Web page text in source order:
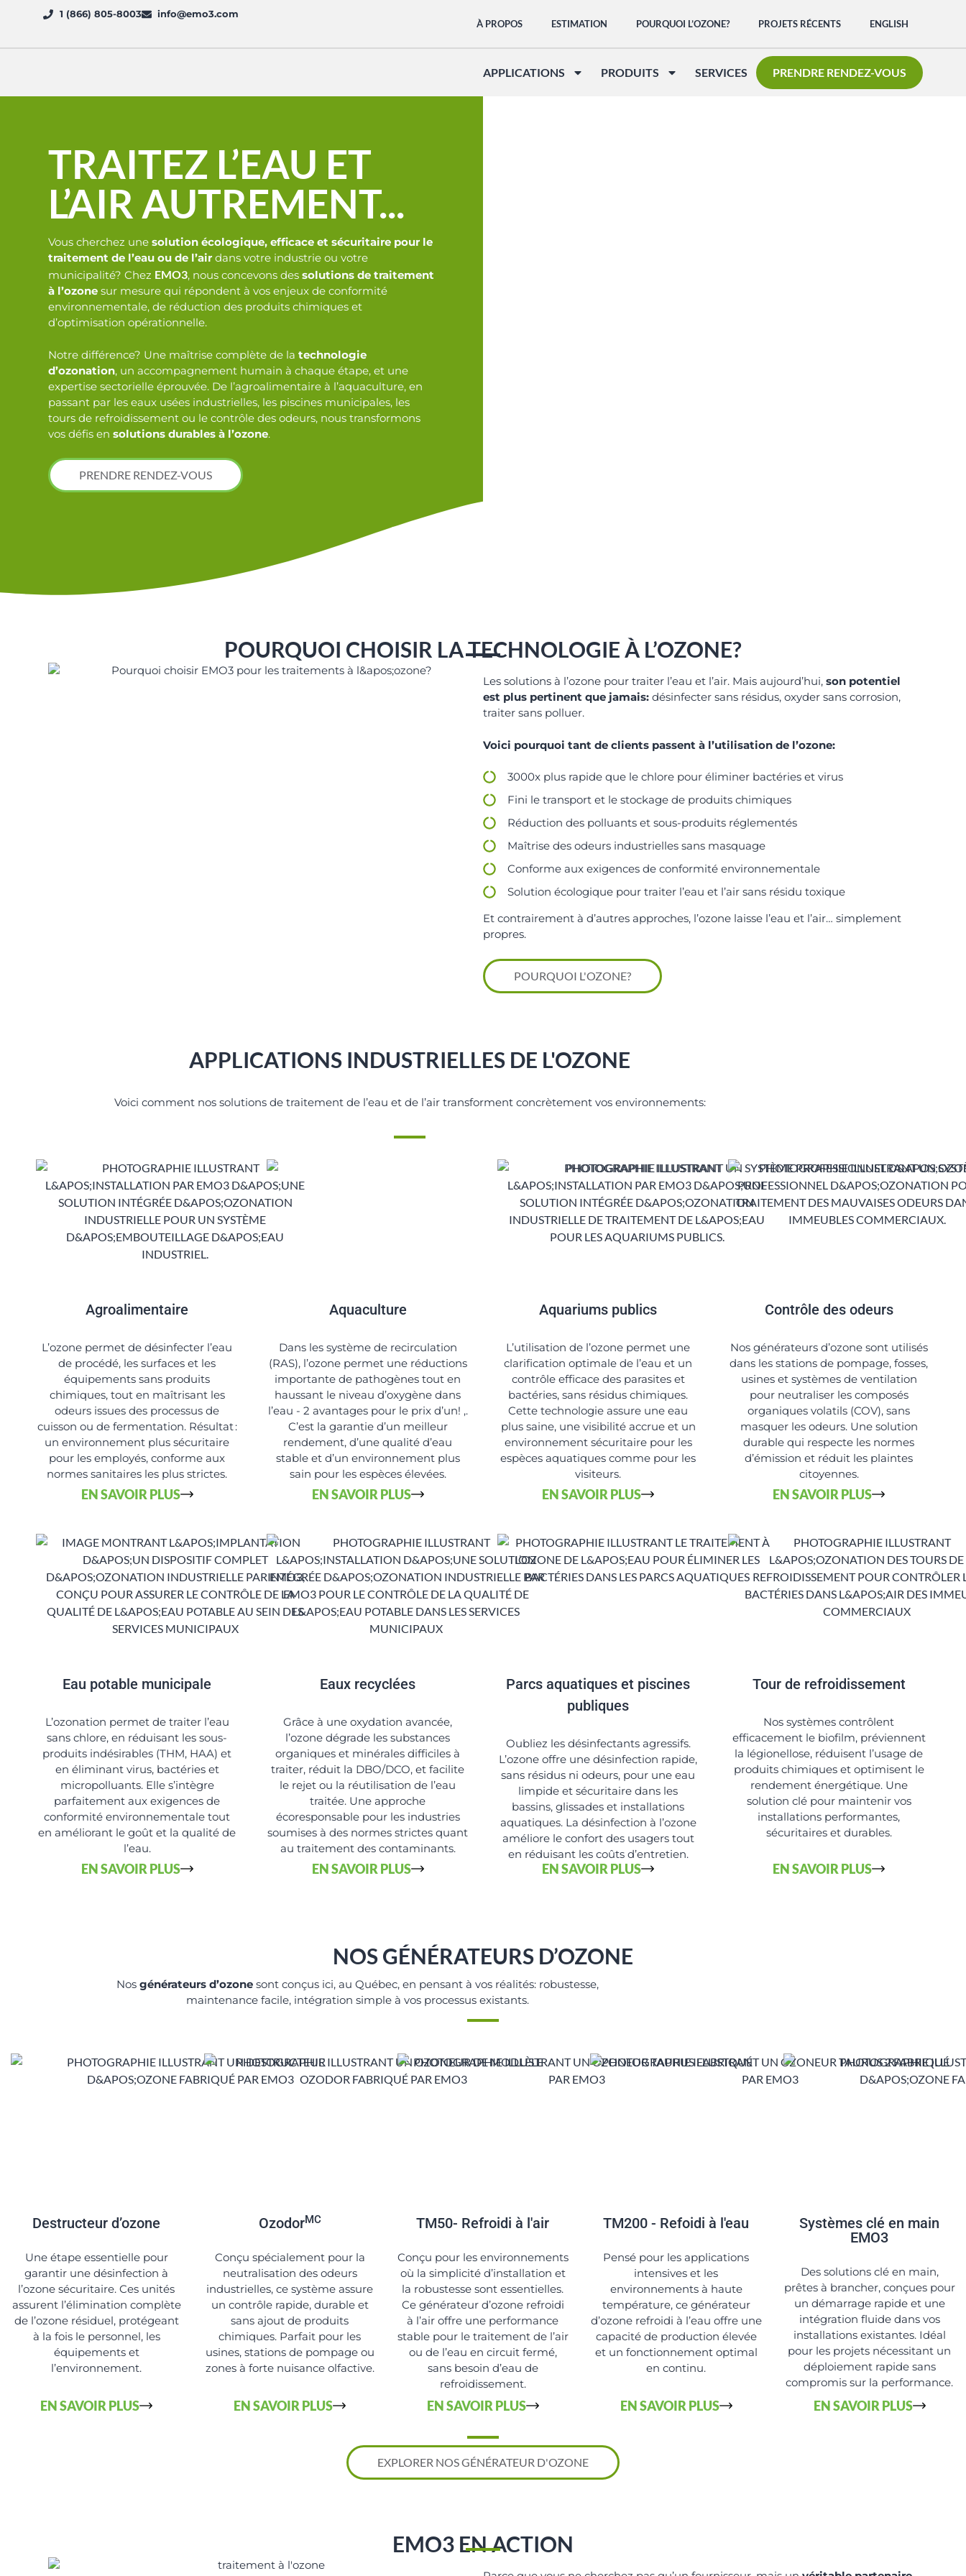
1 (866) 805-8003
info@emo3.com
À PROPOS
ESTIMATION POURQUOI L’OZONE? PROJETS RÉCENTS ENGLISH
APPLICATIONS PRODUITS SERVICES PRENDRE RENDEZ-VOUS
TRAITEZ L’EAU ET
L’AIR AUTREMENT...
Vous cherchez unesolution écologique, efficace et sécuritaire pour le
traitement de l’eau ou de l’airdans votre industrie ou votre
municipalité? Chez EMO3, nous concevons dessolutions de traitement
à l’ozone sur mesure qui répondent à vos enjeux de conformité
environnementale, de réduction des produits chimiques et
d’optimisation opérationnelle.
Notre différence? Une maîtrise complète de latechnologie
d’ozonation, un accompagnement humain à chaque étape, et une
expertise sectorielle éprouvée. De l’agroalimentaire à l’aquaculture, en
passant par les eaux usées industrielles, les piscines municipales, les
tours de refroidissement ou le contrôle des odeurs, nous transformons
vos défis ensolutions durables à l’ozone.
PRENDRE RENDEZ-VOUS
POURQUOI CHOISIR LA TECHNOLOGIE À L’OZONE?
Les solutions à l’ozone pour traiter l’eau et l’air. Mais aujourd’hui, son potentiel
est plus pertinent que jamais: désinfecter sans résidus, oxyder sans corrosion,
traiter sans polluer.
Voici pourquoi tant de clients passent à l’utilisation de l’ozone:
3000x plus rapide que le chlore pour éliminer bactéries et virus
Fini le transport et le stockage de produits chimiques
Réduction des polluants et sous-produits réglementés
Maîtrise des odeurs industrielles sans masquage
Conforme aux exigences de conformité environnementale
Solution écologique pour traiter l’eau et l’air sans résidu toxique
Et contrairement à d’autres approches, l’ozone laisse l’eau et l’air… simplement
propres.
POURQUOI L'OZONE?
APPLICATIONS INDUSTRIELLES DE L'OZONE
Voici comment nos solutions de traitement de l’eau et de l’air transforment concrètement vos environnements:
Agroalimentaire
L’ozone permet de désinfecter l’eau
de procédé, les surfaces et les
équipements sans produits
chimiques, tout en maîtrisant les
odeurs issues des processus de
cuisson ou de fermentation. Résultat :
un environnement plus sécuritaire
pour les employés, conforme aux
normes sanitaires les plus strictes.
EN SAVOIR PLUS
Aquaculture
Dans les système de recirculation
(RAS), l’ozone permet une réductions
importante de pathogènes tout en
haussant le niveau d’oxygène dans
l’eau - 2 avantages pour le prix d’un! ,.
C’est la garantie d’un meilleur
rendement, d’une qualité d’eau
stable et d’un environnement plus
sain pour les espèces élevées.
EN SAVOIR PLUS
Aquariums publics
L’utilisation de l’ozone permet une
clarification optimale de l’eau et un
contrôle efficace des parasites et
bactéries, sans résidus chimiques.
Cette technologie assure une eau
plus saine, une visibilité accrue et un
environnement sécuritaire pour les
espèces aquatiques comme pour les
visiteurs.
EN SAVOIR PLUS
Contrôle des odeurs
Nos générateurs d’ozone sont utilisés
dans les stations de pompage, fosses,
usines et systèmes de ventilation
pour neutraliser les composés
organiques volatils (COV), sans
masquer les odeurs. Une solution
durable qui respecte les normes
d’émission et réduit les plaintes
citoyennes.
EN SAVOIR PLUS
Eau potable municipale
L’ozonation permet de traiter l’eau
sans chlore, en réduisant les sous-
produits indésirables (THM, HAA) et
en éliminant virus, bactéries et
micropolluants. Elle s’intègre
parfaitement aux exigences de
conformité environnementale tout
en améliorant le goût et la qualité de
l’eau.
EN SAVOIR PLUS
Eaux recyclées
Grâce à une oxydation avancée,
l’ozone dégrade les substances
organiques et minérales difficiles à
traiter, réduit la DBO/DCO, et facilite
le rejet ou la réutilisation de l’eau
traitée. Une approche
écoresponsable pour les industries
soumises à des normes strictes quant
au traitement des contaminants.
EN SAVOIR PLUS
Parcs aquatiques et piscines
publiques
Oubliez les désinfectants agressifs.
L’ozone offre une désinfection rapide,
sans résidus ni odeurs, pour une eau
limpide et sécuritaire dans les
bassins, glissades et installations
aquatiques. La désinfection à l’ozone
améliore le confort des usagers tout
en réduisant les coûts d’entretien.
EN SAVOIR PLUS
Tour de refroidissement
Nos systèmes contrôlent
efficacement le biofilm, préviennent
la légionellose, réduisent l’usage de
produits chimiques et optimisent le
rendement énergétique. Une
solution clé pour maintenir vos
installations performantes,
sécuritaires et durables.
EN SAVOIR PLUS
NOS GÉNÉRATEURS D’OZONE
Nos générateurs d’ozonesont conçus ici, au Québec, en pensant à vos réalités: robustesse,
maintenance facile, intégration simple à vos processus existants.
Destructeur d’ozone
Une étape essentielle pour
garantir une désinfection à
l’ozone sécuritaire. Ces unités
assurent l’élimination complète
de l’ozone résiduel, protégeant
à la fois le personnel, les
équipements et
l’environnement.
EN SAVOIR PLUS
OzodorMC
Conçu spécialement pour la
neutralisation des odeurs
industrielles, ce système assure
un contrôle rapide, durable et
sans ajout de produits
chimiques. Parfait pour les
usines, stations de pompage ou
zones à forte nuisance olfactive.
EN SAVOIR PLUS
TM50- Refroidi à l'air
Conçu pour les environnements
où la simplicité d’installation et
la robustesse sont essentielles.
Ce générateur d’ozone refroidi
à l’air offre une performance
stable pour le traitement de l’air
ou de l’eau en circuit fermé,
sans besoin d’eau de
refroidissement.
EN SAVOIR PLUS
TM200 - Refoidi à l'eau
Pensé pour les applications
intensives et les
environnements à haute
température, ce générateur
d’ozone refroidi à l’eau offre une
capacité de production élevée
et un fonctionnement optimal
en continu.
EN SAVOIR PLUS
Systèmes clé en main
EMO3
Des solutions clé en main,
prêtes à brancher, conçues pour
un démarrage rapide et une
intégration fluide dans vos
installations existantes. Idéal
pour les projets nécessitant un
déploiement rapide sans
compromis sur la performance.
EN SAVOIR PLUS
EXPLORER NOS GÉNÉRATEUR D'OZONE
EMO3 EN ACTION